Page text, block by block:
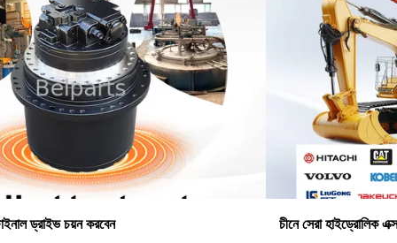
চীনে সেরা হাইড্রোলিক এক্সকাভেটর যন্ত্রাংশ প্রস্তুতকারক।